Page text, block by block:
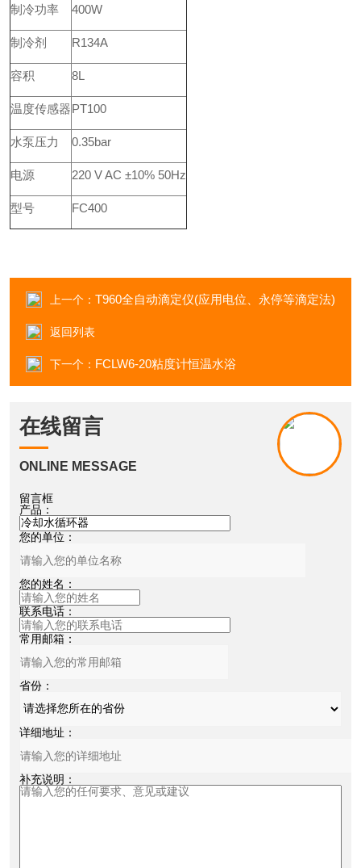
制冷功率 400W
制冷剂 R134A
容积 8L
温度传感器PT100
水泵压力 0.35bar
电源 220 V AC ±10% 50Hz
型号 FC400
上一个： T960全自动滴定仪(应用电位、永停等滴定法)
返回列表
下一个： FCLW6-20粘度计恒温水浴
在线留言
ONLINE MESSAGE
留言框
产品：
您的单位：
您的姓名：
联系电话：
常用邮箱：
省份：
详细地址：
补充说明：